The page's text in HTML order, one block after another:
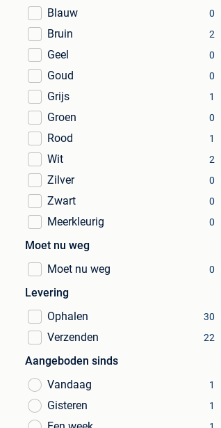
Blauw 0
Bruin 2
Geel 0
Goud 0
Grijs 1
Groen 0
Rood 1
Wit 2
Zilver 0
Zwart 0
Meerkleurig 0
Moet nu weg
Moet nu weg
0
Levering
Ophalen
30
Verzenden 22
Aangeboden sinds
Vandaag
1
Gisteren 1